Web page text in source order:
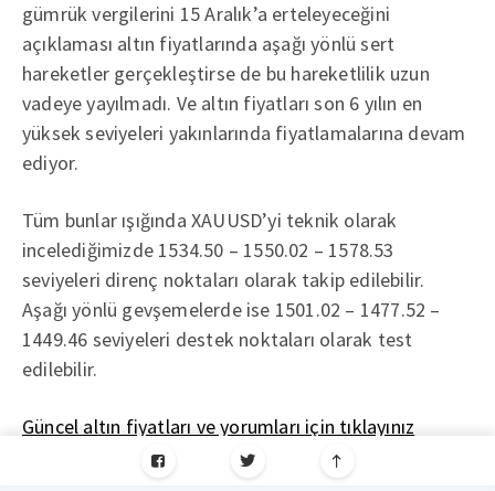
gümrük vergilerini 15 Aralık’a erteleyeceğini
açıklaması altın fiyatlarında aşağı yönlü sert
hareketler gerçekleştirse de bu hareketlilik uzun
vadeye yayılmadı. Ve altın fiyatları son 6 yılın en
yüksek seviyeleri yakınlarında fiyatlamalarına devam
ediyor.
Tüm bunlar ışığında XAUUSD’yi teknik olarak
incelediğimizde 1534.50 – 1550.02 – 1578.53
seviyeleri direnç noktaları olarak takip edilebilir.
Aşağı yönlü gevşemelerde ise 1501.02 – 1477.52 –
1449.46 seviyeleri destek noktaları olarak test
edilebilir.
Güncel altın fiyatları ve yorumları için tıklayınız